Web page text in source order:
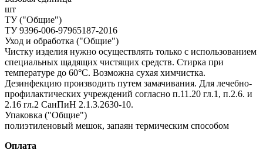
шт
ТУ ("Общие")
ТУ 9396-006-97965187-2016
Уход и обработка ("Общие")
Чистку изделия нужно осуществлять только с использованием
специальных щадящих чистящих средств. Стирка при
температуре до 60°С. Возможна сухая химчистка.
Дезинфекцию производить путем замачивания. Для лечебно-
профилактических учреждений согласно п.11.20 гл.1, п.2.6. и
2.16 гл.2 СанПиН 2.1.3.2630-10.
Упаковка ("Общие")
полиэтиленовый мешок, запаян термическим способом
Оплата